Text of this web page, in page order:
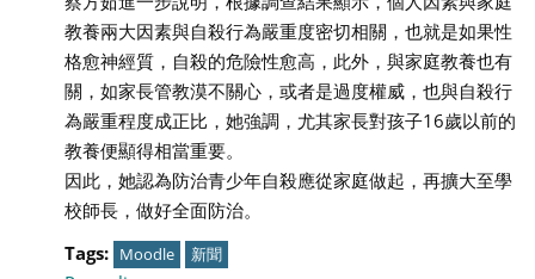
教養兩大因素與自殺行為嚴重度密切相關，也就是如果性
格愈神經質，自殺的危險性愈高，此外，與家庭教養也有
關，如家長管教漠不關心，或者是過度權威，也與自殺行
為嚴重程度成正比，她強調，尤其家長對孩子16歲以前的
教養便顯得相當重要。
因此，她認為防治青少年自殺應從家庭做起，再擴大至學
校師長，做好全面防治。
Tags: Moodle 新聞